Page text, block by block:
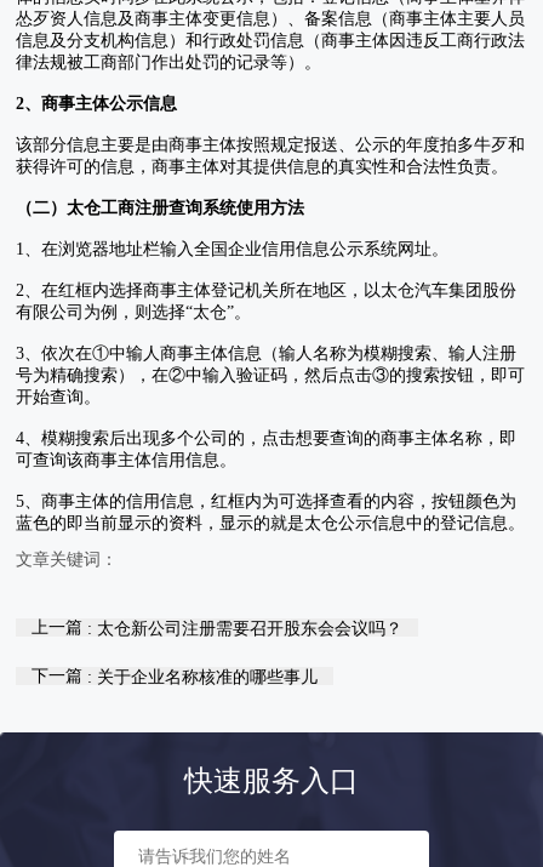
怂歹资人信息及商事主体变更信息）、备案信息（商事主体主要人员
信息及分支机构信息）和行政处罚信息（商事主体因违反工商行政法
律法规被工商部门作出处罚的记录等）。
2、商事主体公示信息
该部分信息主要是由商事主体按照规定报送、公示的年度拍多牛歹和
获得许可的信息，商事主体对其提供信息的真实性和合法性负责。
（二）太仓工商注册查询系统使用方法
1、在浏览器地址栏输入全国企业信用信息公示系统网址。
2、在红框内选择商事主体登记机关所在地区，以太仓汽车集团股份
有限公司为例，则选择“太仓”。
3、依次在①中输人商事主体信息（输人名称为模糊搜索、输人注册
号为精确搜索），在②中输入验证码，然后点击③的搜索按钮，即可
开始查询。
4、模糊搜索后出现多个公司的，点击想要查询的商事主体名称，即
可查询该商事主体信用信息。
5、商事主体的信用信息，红框内为可选择查看的内容，按钮颜色为
蓝色的即当前显示的资料，显示的就是太仓公示信息中的登记信息。
文章关键词：
上一篇 : 太仓新公司注册需要召开股东会会议吗？
下一篇 : 关于企业名称核准的哪些事儿
快速服务入口